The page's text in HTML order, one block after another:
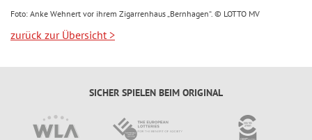
C
n
r
r
il
i
l
a
u
o
e
Foto: Anke Wehnert vor ihrem Zigarrenhaus „Bernhagen“. © LOTTO MV
zurück zur Übersicht >
SICHER SPIELEN BEIM ORIGINAL